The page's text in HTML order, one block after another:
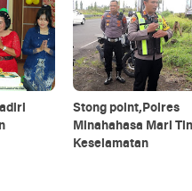
Stong point,Polres
Minahahasa Mari
Keselamatan